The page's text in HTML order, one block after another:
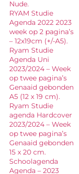
Nude.
RYAM Studie
Agenda 2022 2023
week op 2 pagina’s
– 12x19cm (+/-A5).
Ryam Studie
Agenda Uni
2023/2024 – Week
op twee pagina’s
Genaaid gebonden
A5 (12 x 19 cm).
Ryam Studie
agenda Hardcover
2023/2024 – Week
op twee pagina’s
Genaaid gebonden
15 x 20 cm.
Schoolagenda
Agenda – 2023